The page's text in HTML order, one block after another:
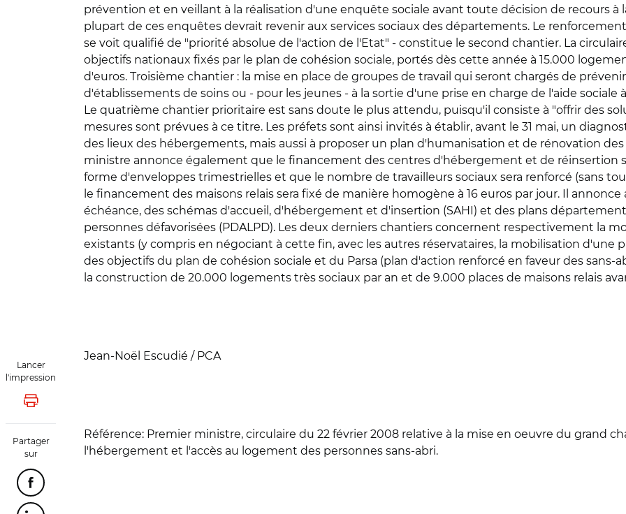
Lancer
l'impression
Lancer l'impression
Partager
sur
Partager cette page sur Facebook
prévention et en veillant à la réalisation d'une enquête sociale avant toute décision de recours à
plupart de ces enquêtes devrait revenir aux services sociaux des départements. Le
se voit qualifié de "priorité absolue de l'action de l'Etat" - constitue le second chantier. La
objectifs nationaux fixés par le plan de cohésion sociale, portés dès cette année à 15.000
d'euros. Troisième chantier : la mise en place de groupes de travail qui seront chargés de
d'établissements de soins ou - pour les jeunes - à la sortie d'une prise en charge de l'aide sociale
Le quatrième chantier prioritaire est sans doute le plus attendu, puisqu'il consiste à "offrir des
mesures sont prévues à ce titre. Les préfets sont ainsi invités à établir, avant le 31 mai, un
des lieux des hébergements, mais aussi à proposer un plan d'humanisation et de rénovation
ministre annonce également que le financement des centres d'hébergement et de réinsertion
forme d'enveloppes trimestrielles et que le nombre de travailleurs sociaux sera renforcé (sans
le financement des maisons relais sera fixé de manière homogène à 16 euros par jour. Il
échéance, des schémas d'accueil, d'hébergement et d'insertion (SAHI) et des plans
personnes défavorisées (PDALPD). Les deux derniers chantiers concernent respectivement la
existants (y compris en négociant à cette fin, avec les autres réservataires, la mobilisation
des objectifs du plan de cohésion sociale et du Parsa (plan d'action renforcé en faveur des
la construction de 20.000 logements très sociaux par an et de 9.000 places de maisons relais
Jean-Noël Escudié / PCA
Référence: Premier ministre, circulaire du 22 février 2008 relative à la mise en oeuvre du grand
l'hébergement et l'accès au logement des personnes sans-abri.